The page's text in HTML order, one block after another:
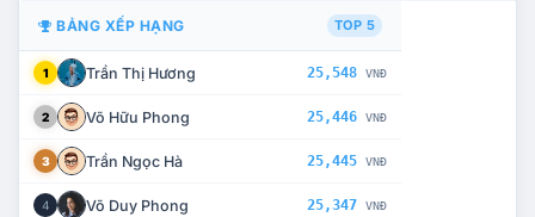
BẢNG XẾP HẠNG TOP 5
1 Trần Thị Hương 25,548 VNĐ
2 Võ Hữu Phong 25,446 VNĐ
3 Trần Ngọc Hà 25,445 VNĐ
4 Võ Duy Phong 25,347 VNĐ